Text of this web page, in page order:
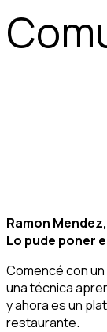
Ramon
Lo pude poner
Comencé con
una técnica
y ahora es un
restaurante.